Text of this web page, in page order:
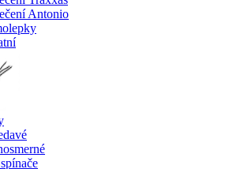
Antonio